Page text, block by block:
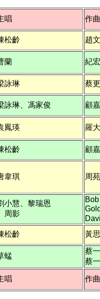
唱 作曲
松齡 趙
蘭 紀
詠琳 蔡
詠琳、馮家俊 顧
鳳瑛 羅
松齡 顧
韋琪 周
小慧、黎瑞恩
、周影
Bob
松齡 黃
蜢
蔡
蔡
唱 作曲